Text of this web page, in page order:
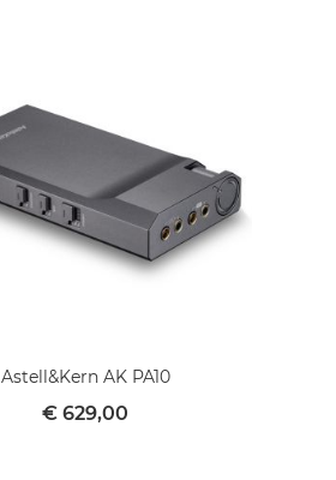
Astell&Kern AK PA10
€ 629,00